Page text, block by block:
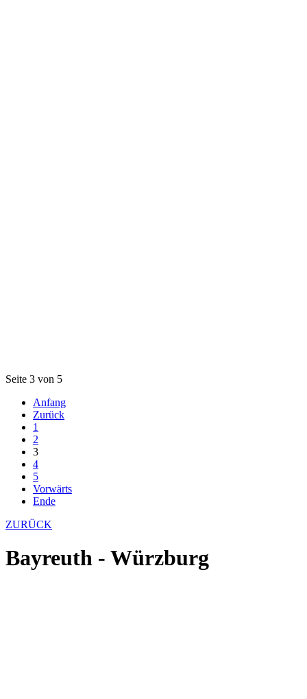
Seite 3 von 5
Anfang
Zurück
1
2
3
4
5
Vorwärts
Ende
ZURÜCK
Bayreuth - Würzburg